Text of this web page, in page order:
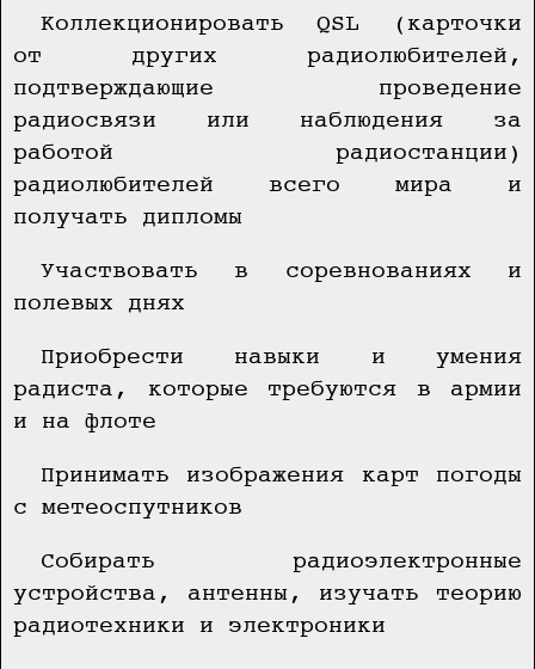
Коллекционировать QSL (карточки
от других радиолюбителей,
подтверждающие проведение
радиосвязи или наблюдения за
работой радиостанции)
радиолюбителей всего мира и
получать дипломы
Участвовать в соревнованиях и
полевых днях
Приобрести навыки и умения
радиста, которые требуются в армии
и на флоте
Принимать изображения карт погоды
с метеоспутников
Собирать радиоэлектронные
устройства, антенны, изучать теорию
радиотехники и электроники